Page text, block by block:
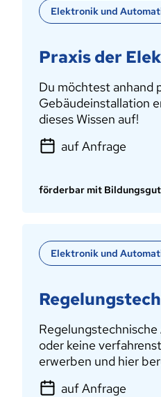
Elektronik und
Praxis der
Du möchtest anhand
Gebäudeinstallation
dieses Wissen auf!
auf Anfrage
förderbar mit
Elektronik und
oder keine
erwerben und hier
auf Anfrage